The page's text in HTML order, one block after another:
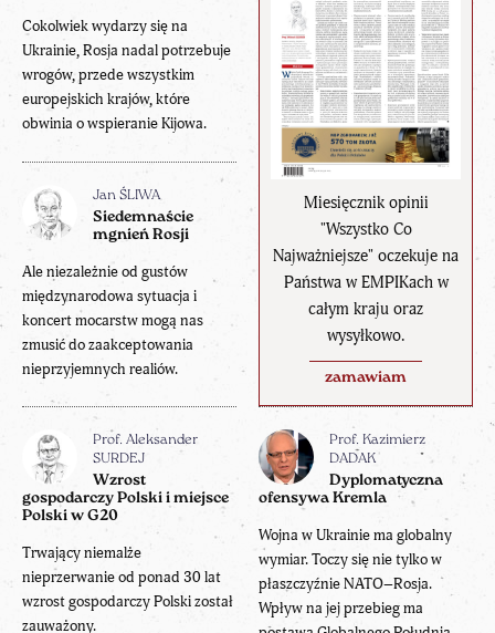
Miesięcznik opinii
"Wszystko Co
Najważniejsze" oczekuje na
Państwa w EMPIKach w
całym kraju oraz
wysyłkowo.
zamawiam
Cokolwiek wydarzy się na
Ukrainie, Rosja nadal potrzebuje
wrogów, przede wszystkim
europejskich krajów, które
obwinia o wspieranie Kijowa.
Jan ŚLIWA
Siedemnaście
mgnień Rosji
Ale niezależnie od gustów
międzynarodowa sytuacja i
koncert mocarstw mogą nas
zmusić do zaakceptowania
nieprzyjemnych realiów.
Prof. Aleksander
SURDEJ
Wzrost
gospodarczy Polski i miejsce
Polski w G20
Trwający niemalże
nieprzerwanie od ponad 30 lat
wzrost gospodarczy Polski został
zauważony.
Prof. Kazimierz
DADAK
Dyplomatyczna
ofensywa Kremla
Wojna w Ukrainie ma globalny
wymiar. Toczy się nie tylko w
płaszczyźnie NATO–Rosja.
Wpływ na jej przebieg ma